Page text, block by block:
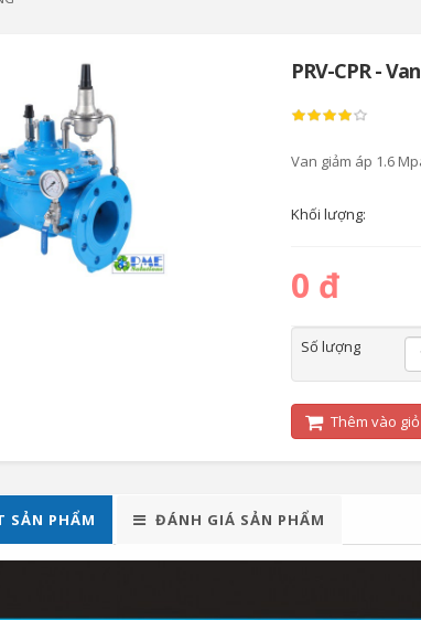
PRV-CPR -
Van giảm áp 1.6
Khối lượng:
0 đ
Số lượng
Thêm vào giỏ
SẢN PHẨM ĐÁNH GIÁ SẢN PHẨM